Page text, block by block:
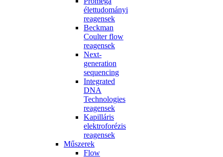
élettudományi
reagensek
Beckman
Coulter flow
reagensek
Next-
generation
sequencing
Integrated
DNA
Technologies
reagensek
Kapilláris
elektroforézis
reagensek
Műszerek
Flow